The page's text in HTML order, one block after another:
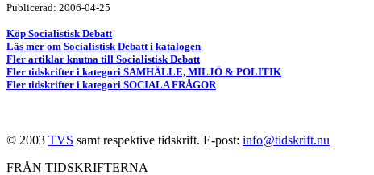
Publicerad: 2006-04-25
Köp Socialistisk Debatt
Läs mer om Socialistisk Debatt i katalogen
Fler artiklar knutna till Socialistisk Debatt
Fler tidskrifter i kategori SAMHÄLLE, MILJÖ & POLITIK
Fler tidskrifter i kategori SOCIALA FRÅGOR
© 2003 TVS samt respektive tidskrift. E-post: info@tidskrift.nu
FRÅN TIDSKRIFTERNA